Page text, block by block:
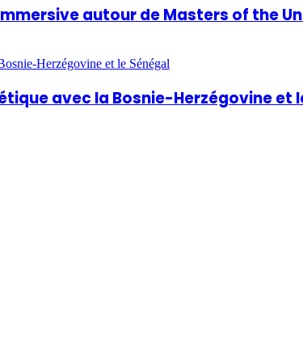
autour de Masters of the
avec la Bosnie-Herzégovine et